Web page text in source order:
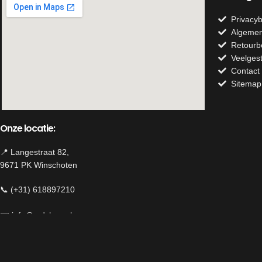
Onze locatie:
📍 Langestraat 82,
9671 PK Winschoten
📞 (+31) 618897210
✉️ info@mdshop.nl
Contact
Sitemap